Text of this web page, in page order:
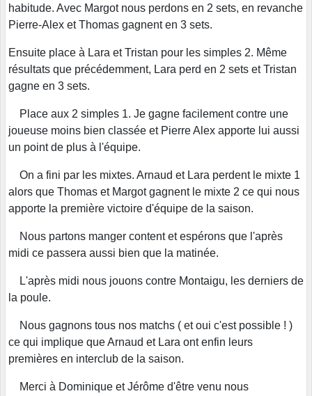
habitude. Avec Margot nous perdons en 2 sets, en revanche
Pierre-Alex et Thomas gagnent en 3 sets.
Ensuite place à Lara et Tristan pour les simples 2. Même
résultats que précédemment, Lara perd en 2 sets et Tristan
gagne en 3 sets.
Place aux 2 simples 1. Je gagne facilement contre une
joueuse moins bien classée et Pierre Alex apporte lui aussi
un point de plus à l'équipe.
On a fini par les mixtes. Arnaud et Lara perdent le mixte 1
alors que Thomas et Margot gagnent le mixte 2 ce qui nous
apporte la première victoire d'équipe de la saison.
Nous partons manger content et espérons que l'après
midi ce passera aussi bien que la matinée.
L'après midi nous jouons contre Montaigu, les derniers de
la poule.
Nous gagnons tous nos matchs ( et oui c'est possible ! )
ce qui implique que Arnaud et Lara ont enfin leurs
premières en interclub de la saison.
Merci à Dominique et Jérôme d'être venu nous